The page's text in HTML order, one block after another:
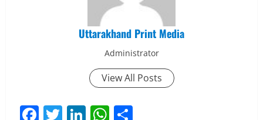
Uttarakhand Print Media
Administrator
View All Posts
Facebook
Twitter
LinkedIn
WhatsApp